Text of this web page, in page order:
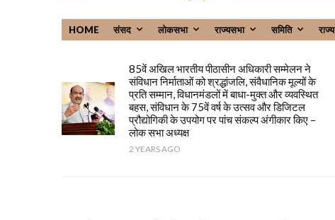
HOME संसद लोकसभा राज्यसभा समिति राज्य
85वें अखिल भारतीय पीठासीन अधिकारी सम्मेलन ने
संविधान निर्माताओं को श्रद्धांजलि, संवैधानिक मूल्यों के
प्रति सम्मान, विधानमंडलों में बाधा-मुक्त और व्यवस्थित
बहस, संविधान के 75वें वर्ष के उत्सव और डिजिटल
प्रौद्योगिकी के उपयोग पर पांच संकल्प अंगीकार किए –
लोक सभा अध्यक्ष
2 YEARS AGO